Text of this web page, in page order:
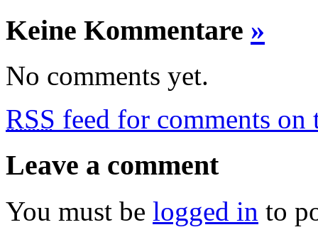
Keine Kommentare »
No comments yet.
RSS feed for comments on
Leave a comment
You must be logged in to